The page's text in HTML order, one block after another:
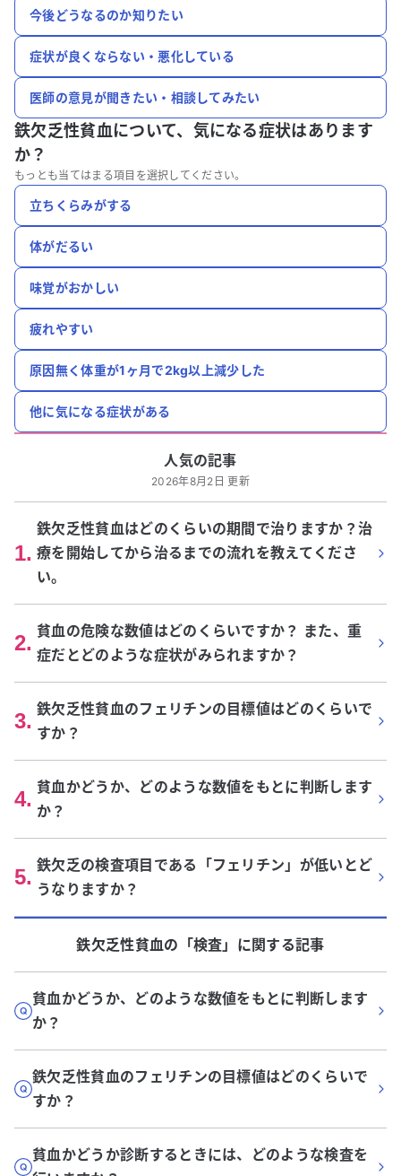
今後どうなるのか知りたい
症状が良くならない・悪化している
医師の意見が聞きたい・相談してみたい
鉄欠乏性貧血について、 気になる症状はあります
か？
もっとも当てはまる項目を選択してください。
立ちくらみがする
体がだるい
味覚がおかしい
疲れやすい
原因無く体重が1ヶ月で2kg以上減少した
他に気になる症状がある
人気の記事
2026年8月2日 更新
1.
鉄欠乏性貧血はどのくらいの期間で治りますか？治
療を開始してから治るまでの流れを教えてくださ
い。
2. 貧血の危険な数値はどのくらいですか？ また、重
症だとどのような症状がみられますか？
3. 鉄欠乏性貧血のフェリチンの目標値はどのくらいで
すか？
4. 貧血かどうか、どのような数値をもとに判断します
か？
5. 鉄欠乏の検査項目である「フェリチン」が低いとど
うなりますか？
鉄欠乏性貧血の「検査」に関する記事
貧血かどうか、どのような数値をもとに判断します
か？
鉄欠乏性貧血のフェリチンの目標値はどのくらいで
すか？
貧血かどうか診断するときには、どのような検査を